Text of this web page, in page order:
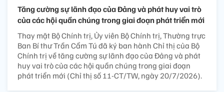
Tăng cường sự lãnh đạo của Đảng và phát huy vai trò
của các hội quần chúng trong giai đoạn phát triển mới
Thay mặt Bộ Chính trị, Ủy viên Bộ Chính trị, Thường trực
Ban Bí thư Trần Cẩm Tú đã ký ban hành Chỉ thị của Bộ
Chính trị về tăng cường sự lãnh đạo của Đảng và phát
huy vai trò của các hội quần chúng trong giai đoạn
phát triển mới (Chỉ thị số 11-CT/TW, ngày 20/7/2026).